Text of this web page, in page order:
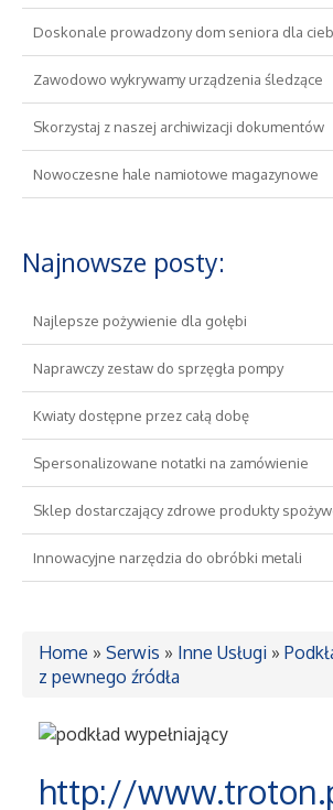
Wykończenia
Projektowanie
Remonty, Elektryk,
Drzwi i Okna
Nieruchomości, Działki
Domy, Mieszkania
Wykształcenie
Kursy Językowe
Konferencje, Sale
Kursy i Szkolenia
Doskonale prowadzony dom seniora dla
Zawodowo wykrywamy urządzenia śledzące
Skorzystaj z naszej archiwizacji dokumentów
Nowoczesne hale namiotowe magazynowe
Najnowsze posty:
Najlepsze pożywienie dla gołębi
Naprawczy zestaw do sprzęgła pompy
Kwiaty dostępne przez całą dobę
Spersonalizowane notatki na zamówienie
Sklep dostarczający zdrowe produkty
Innowacyjne narzędzia do obróbki metali
Home » Serwis » Inne Usługi »
z pewnego źródła
http://